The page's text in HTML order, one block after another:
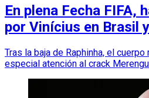
En plena Fecha FIFA,
por Vinícius en Brasil
Tras la baja de Raphinha, el
especial atención al crack